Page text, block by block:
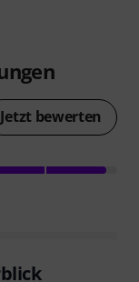
Jetzt bewerten